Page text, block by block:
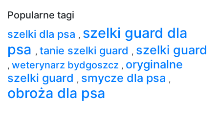
Popularne tagi
szelki dla psa , szelki guard dla
psa , tanie szelki guard , szelki guard
, weterynarz bydgoszcz , oryginalne
szelki guard , smycze dla psa ,
obroża dla psa